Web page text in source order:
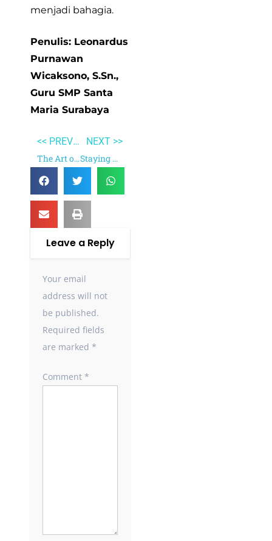
menjadi bahagia.
Penulis: Leonardus
Purnawan
Wicaksono, S.Sn.,
Guru SMP Santa
Maria Surabaya
<< PREVIOUS
The Art of Educating
NEXT >>
Staying Alive: Women, Ecology, and Development
Leave a Reply
Your email
address will not
be published.
Required fields
are marked *
Comment *